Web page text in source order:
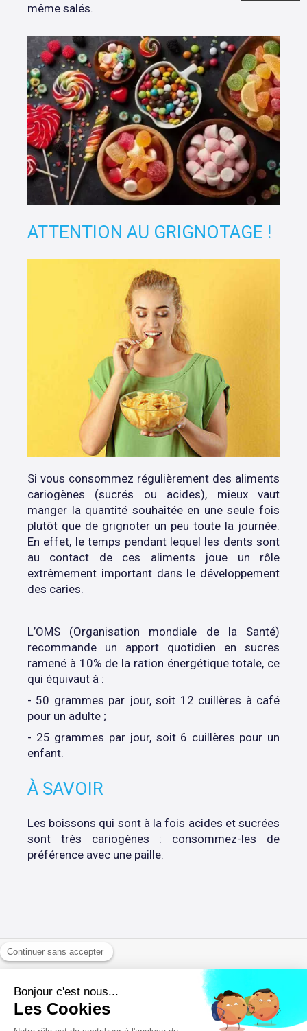
même salés.
ATTENTION AU GRIGNOTAGE !
Si vous consommez régulièrement des aliments
cariogènes (sucrés ou acides), mieux vaut
manger la quantité souhaitée en une seule fois
plutôt que de grignoter un peu toute la journée.
En effet, le temps pendant lequel les dents sont
au contact de ces aliments joue un rôle
extrêmement important dans le développement
des caries.
L’OMS (Organisation mondiale de la Santé)
recommande un apport quotidien en sucres
ramené à 10% de la ration énergétique totale, ce
qui équivaut à :
- 50 grammes par jour, soit 12 cuillères à café
pour un adulte ;
- 25 grammes par jour, soit 6 cuillères pour un
enfant.
À SAVOIR
Les boissons qui sont à la fois acides et sucrées
sont très cariogènes : consommez-les de
préférence avec une paille.
Politique de confidentialité et charte cookie
Mentions légales
Conditions Générales Utilisation